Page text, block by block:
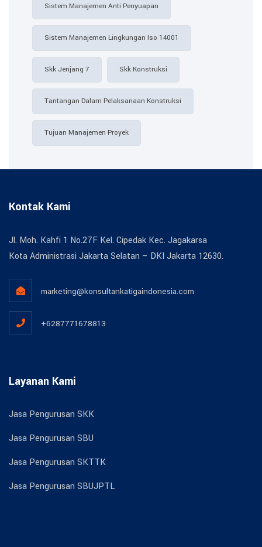
Sistem Manajemen Anti Penyuapan
Sistem Manajemen Lingkungan Iso 14001
Skk Jenjang 7 Skk Konstruksi
Tantangan Dalam Pelaksanaan Konstruksi
Tujuan Manajemen Proyek
Kontak Kami
Jl. Moh. Kahfi 1 No.27F Kel. Cipedak Kec. Jagakarsa
Kota Administrasi Jakarta Selatan – DKI Jakarta 12630.
marketing@konsultankatigaindonesia.com
+6287771678813
Layanan Kami
Jasa Pengurusan SKK
Jasa Pengurusan SBU
Jasa Pengurusan SKTTK
Jasa Pengurusan SBUJPTL